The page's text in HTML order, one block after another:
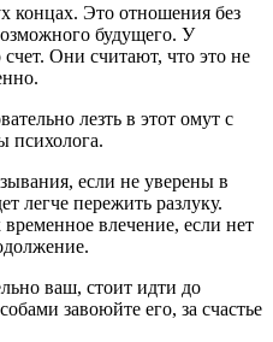
концах. Это отношения без
будущего. У
Они считают, что это не
лезть в этот омут с
психолога.
если не уверены в
легче пережить разлуку.
влечение, если нет
ваш, стоит идти до
завоюйте его, за счастье